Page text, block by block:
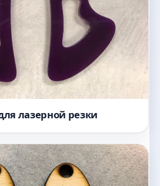
лазерной резки